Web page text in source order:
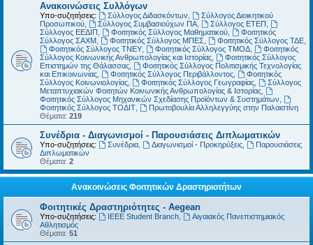
Ανακοινώσεις Συλλόγων
Υπο-συζητήσεις: Σύλλογος Διδασκόντων
Σύλλογος Διοικητικού
Προσωπικού
Σύλλογος Συμβασιούχων ΠΑ, Σύλλογος ΕΤΕΠ
Σύλλογος ΕΕΔΙΠ
Φοιτητικός Σύλλογος Μαθηματικού,
Φοιτητικός
Σύλλογος ΣΑΧΜ
Φοιτητικός Σύλλογος ΜΠΕΣ Φοιτητικός Σύλλογος ΤΔΕ,
Φοιτητικός Σύλλογος ΤΝΕΥ, Φοιτητικός Σύλλογος ΤΜΟΔ,
Φοιτητικός
Σύλλογος Κοινωνικής Ανθρωπολογίας και Ιστορίας
Φοιτητικός Σύλλογος
Επιστημών της Θάλασσας
Φοιτητικός Σύλλογος Πολιτισμικής Τεχνολογίας
και Επικοινωνίας
Φοιτητικός Σύλλογος Περιβάλλοντος,
Φοιτητικός
Σύλλογος Κοινωνιολογίας
Φοιτητικός Σύλλογος Γεωγραφίας,
Σύλλογος
Μεταπτυχιακών Φοιτητών Κοινωνικής Ανθρωπολογίας & Ιστορίας
Φοιτητικός Σύλλογος Μηχανικών Σχεδίασης Προϊόντων & Συστημάτων
Φοιτητικός Σύλλογος ΤΟΔΙΤ
Πρωτοβουλία Αλληλεγγύης στην Παλαιστίνη
Θέματα: 219
Συνέδρια - Διαγωνισμοί - Παρουσιάσεις Διπλωματικών
Υπο-συζητήσεις: Συνέδρια, Διαγωνισμοί - Προκηρύξεις,
Παρουσιάσεις
Διπλωματικών
Θέματα: 2
Ανακοινώσεις Φοιτητικών Δραστηριοτήτων
Φοιτητικές Δραστηριότητες - Aegean
Υπο-συζητήσεις: IEEE Student Branch,
Αιγαιακός Πανεπιστημιακός
Αθλητισμός
Θέματα: 51